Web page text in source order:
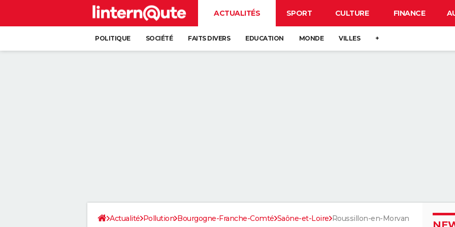
ACTUALITÉS SPORT CULTURE FINANCE
POLITIQUE SOCIÉTÉ FAITS DIVERS EDUCATION MONDE VILLES +
Actualité Pollution Bourgogne-Franche-Comté Saône-et-Loire Roussillon-en-Morvan